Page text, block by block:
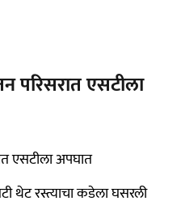
परिसरात एसटीला
एसटीला अपघात
थेट रस्त्याचा कडेला घसरली